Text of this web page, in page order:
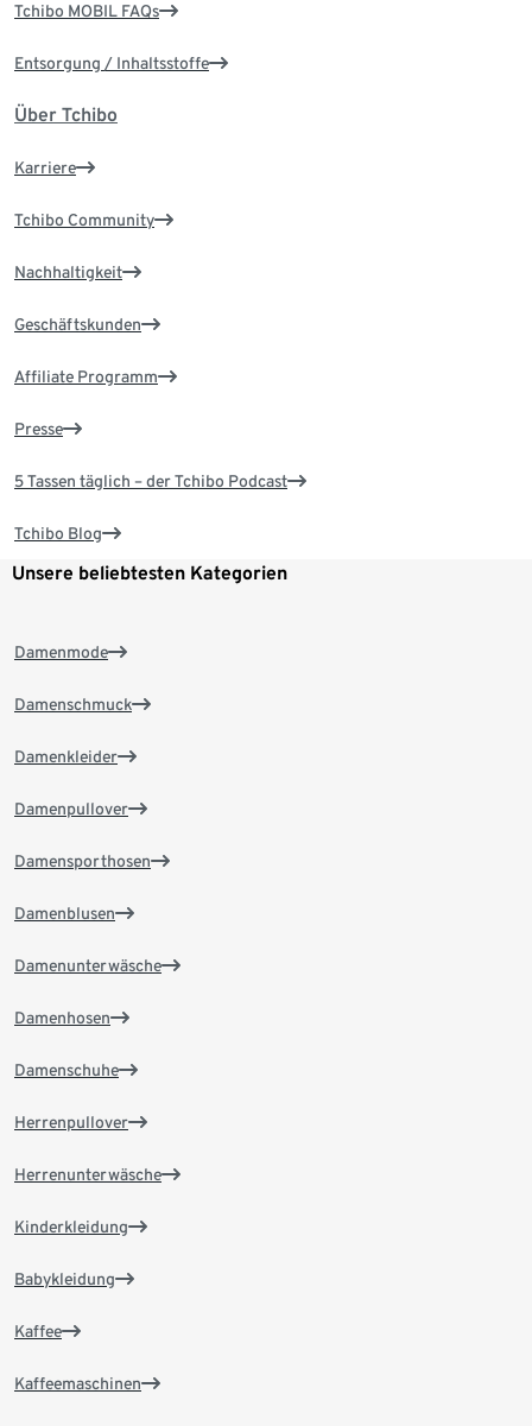
Tchibo MOBIL FAQs
Entsorgung / Inhaltsstoffe
Über Tchibo
Karriere
Tchibo Community
Nachhaltigkeit
Geschäftskunden
Affiliate Programm
Presse
5 Tassen täglich – der Tchibo Podcast
Tchibo Blog
Unsere beliebtesten Kategorien
Damenmode
Damenschmuck
Damenkleider
Damenpullover
Damensporthosen
Damenblusen
Damenunterwäsche
Damenhosen
Damenschuhe
Herrenpullover
Herrenunterwäsche
Kinderkleidung
Babykleidung
Kaffee
Kaffeemaschinen